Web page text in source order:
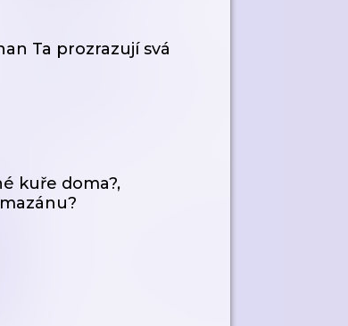
Ta prozrazují svá
kuře doma?,